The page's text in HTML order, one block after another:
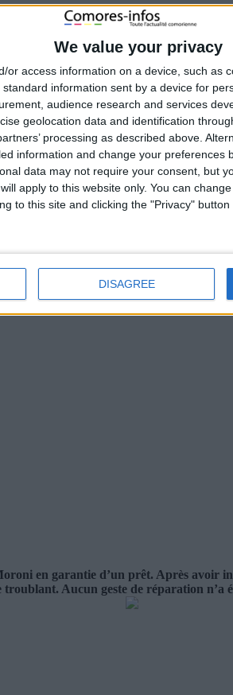
We value your privacy
or access information on a device, such as
information sent by a device for
audience research and services
geolocation data and identification
processing as described above.
information and change your preferences
data may not require your consent, but
apply to this website only. You can
to this site and clicking the "Privacy"
DISAGREE
nombreuses fosses creusées
elles ont pu être sorties à temps et
en garantie d’un prêt. Après avoir
Aucun geste de réparation n’a